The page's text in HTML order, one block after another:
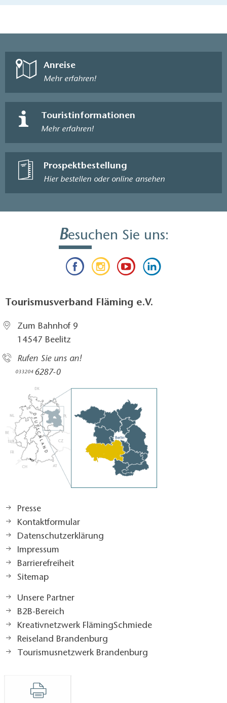
Anreise
Mehr erfahren!
Touristinformationen
Mehr erfahren!
Prospektbestellung
Hier bestellen oder online ansehen
Besuchen Sie uns:
Tourismusverband Fläming e.V.
Zum Bahnhof 9
14547 Beelitz
Rufen Sie uns an!
033204 6287-0
Presse
Kontaktformular
Datenschutzerklärung
Impressum
Barrierefreiheit
Sitemap
Unsere Partner
B2B-Bereich
Kreativnetzwerk FlämingSchmiede
Reiseland Brandenburg
Tourismusnetzwerk Brandenburg